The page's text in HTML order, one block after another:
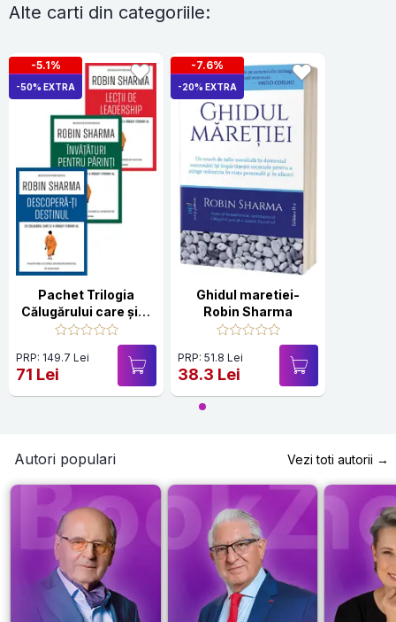
Alte carti din categoriile:
-5.1%
-50% EXTRA
Pachet Trilogia
Călugărului care și-a
vândut Ferrari-ul
PRP: 149.7 Lei
71 Lei
-7.6%
-20% EXTRA
Ghidul maretiei-
Robin Sharma
PRP: 51.8 Lei
38.3 Lei
Autori populari Vezi toti autorii →